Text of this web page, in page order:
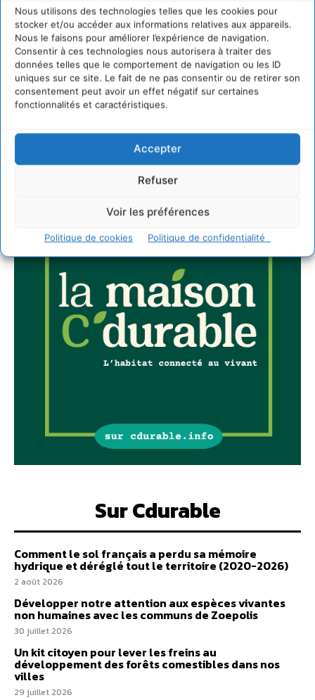
Nous utilisons des technologies telles que les cookies pour
stocker et/ou accéder aux informations relatives aux appareils.
Nous le faisons pour améliorer l’expérience de navigation.
Consentir à ces technologies nous autorisera à traiter des
données telles que le comportement de navigation ou les ID
uniques sur ce site. Le fait de ne pas consentir ou de retirer son
consentement peut avoir un effet négatif sur certaines
fonctionnalités et caractéristiques.
Accepter
Refuser
Voir les préférences
Politique de cookies Politique de confidentialité
Newsletter
JE M'ABONNE
Sur Cdurable
Comment le sol français a perdu sa mémoire
hydrique et déréglé tout le territoire (2020-2026)
2 août 2026
Développer notre attention aux espèces vivantes
non humaines avec les communs de Zoepolis
30 juillet 2026
Un kit citoyen pour lever les freins au
développement des forêts comestibles dans nos
villes
29 juillet 2026